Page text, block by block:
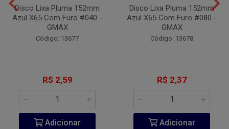
Disco Lixa Pluma 152mm
Azul X65 Com Furo #040 -
GMAX
Código: 13677
R$ 2,59
Adicionar
Disco Lixa Pluma 152mm
Azul X65 Com Furo #080 -
GMAX
Código: 13678
R$ 2,37
Adicionar